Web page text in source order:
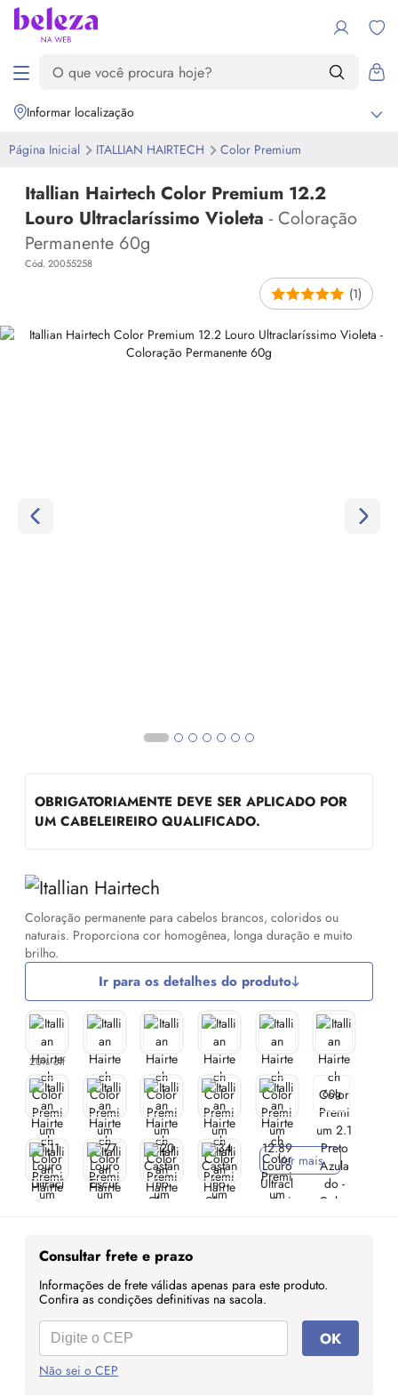
Informar localização
Página Inicial ITALLIAN HAIRTECH Color Premium
Itallian Hairtech Color Premium 12.2
Louro Ultraclaríssimo Violeta - Coloração
Permanente 60g
Cód. 20055258
(1)
OBRIGATORIAMENTE DEVE SER APLICADO POR
UM CABELEIREIRO QUALIFICADO.
Coloração permanente para cabelos brancos, coloridos ou
naturais. Proporciona cor homogênea, longa duração e muito
brilho.
Ir para os detalhes do produto
20% off
60g
Ver mais
Consultar frete e prazo
Informações de frete válidas apenas para este produto.
Confira as condições definitivas na sacola.
OK
Não sei o CEP